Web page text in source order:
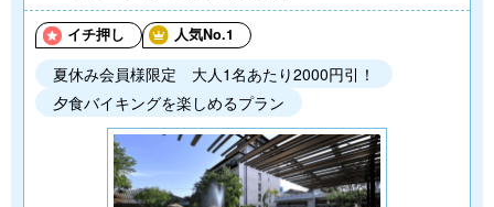
イチ押し 人気No.1
夏休み会員様限定 大人1名あたり2000円引！
夕食バイキングを楽しめるプラン